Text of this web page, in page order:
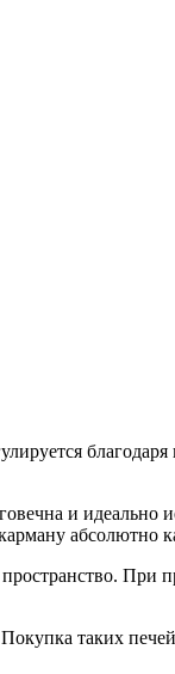
и идеально
абсолютно
При
таких